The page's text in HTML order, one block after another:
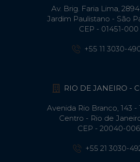
Av. Brig. Faria Lima, 2894
Jardim Paulistano - São
CEP - 01451-000
+55 11 3030-
RIO DE JANEIRO -
Avenida Rio Branco, 143 -
Centro - Rio de
CEP - 20040-006
+55 21 3030-